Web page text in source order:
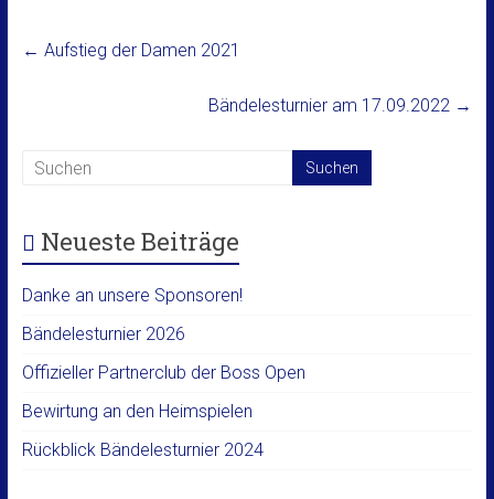
← Aufstieg der Damen 2021
Bändelesturnier am 17.09.2022 →
Neueste Beiträge
Danke an unsere Sponsoren!
Bändelesturnier 2026
Offizieller Partnerclub der Boss Open
Bewirtung an den Heimspielen
Rückblick Bändelesturnier 2024